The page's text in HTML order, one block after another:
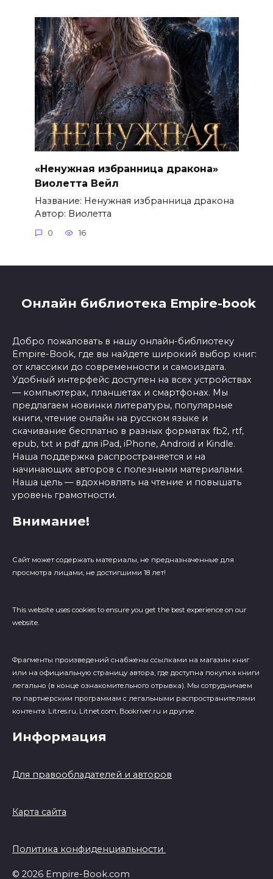
«Ненужная избранница дракона»
Виолетта Вейл
Название: Ненужная избранница дракона
Автор: Виолетта
0 16
Онлайн библиотека Empire-book
Добро пожаловать в нашу онлайн-библиотеку
Empire-Book, где вы найдете широкий выбор книг:
от классики до современности и самоиздата.
Удобный интерфейс доступен на всех устройствах
— компьютерах, планшетах и смартфонах. Мы
предлагаем новинки литературы, популярные
книги, чтение онлайн на русском языке и
скачивание бесплатно в разных форматах fb2, rtf,
epub, txt и pdf для iPad, iPhone, Android и Kindle.
Наша поддержка распространяется и на
начинающих авторов с полезными материалами.
Наша цель — вдохновлять на чтение и повышать
уровень грамотности.
Внимание!
Сайт может содержать материалы, не предназначенные для
просмотра лицами, не достигшими 18 лет!
This website uses cookies to ensure you get the best experience on our
website.
Фрагменты произведений cнабжены ссылками на магазин книг
или на официальную страницу автора, где доступна покупка книги
легально (в конце ознакомительного отрывка). Мы сотрудничаем
по партнерским программам с легальными распространителями
контента: Litres.ru, Litnet.com, Bookriver.ru и другие.
Информация
Для правообладателей и авторов
Карта сайта
Политика конфиденциальности
© 2026 Empire-Book.com